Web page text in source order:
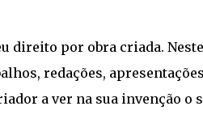
direito por obra criada.
redações,
a ver na sua invenção o